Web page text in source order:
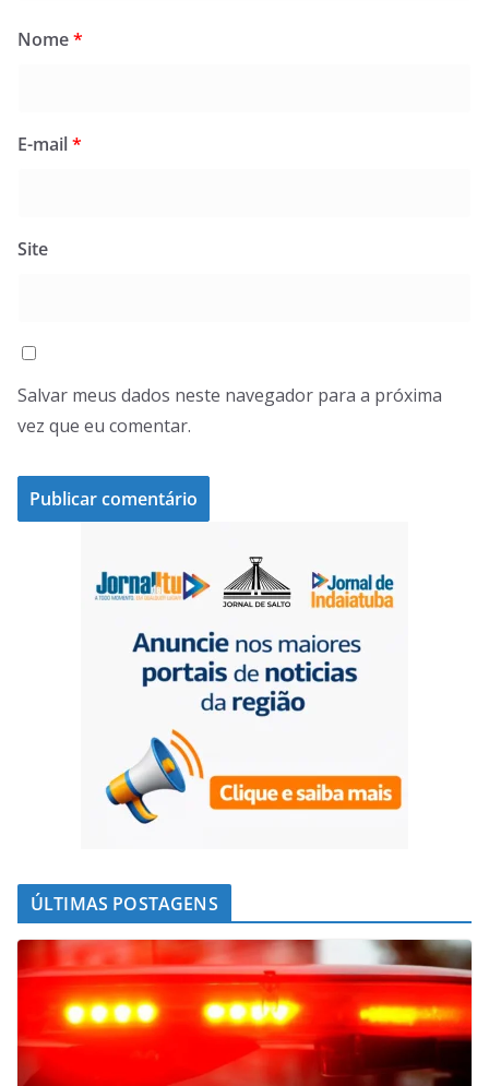
Nome*
E-mail*
Site
Salvar meus dados neste navegador para a próxima
vez que eu comentar.
ÚLTIMAS POSTAGENS